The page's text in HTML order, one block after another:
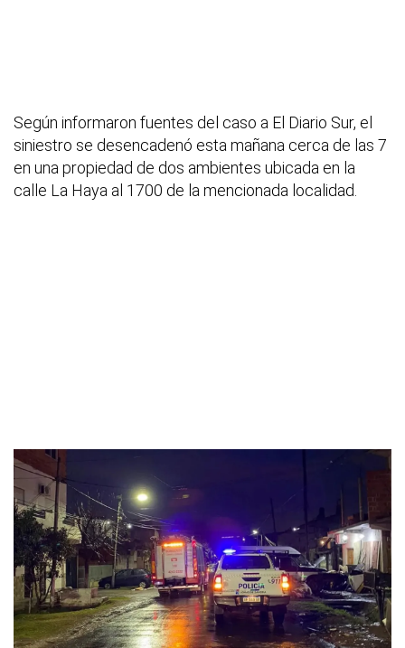
Según informaron fuentes del caso a El Diario Sur, el
siniestro se desencadenó esta mañana cerca de las 7
en una propiedad de dos ambientes ubicada en la
calle La Haya al 1700 de la mencionada localidad.